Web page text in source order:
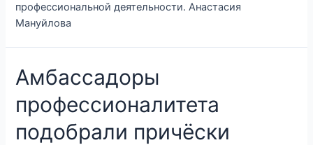
профессиональной деятельности. Анастасия
Мануйлова
Амбасcадоры
профессионалитета
подобрали причёски